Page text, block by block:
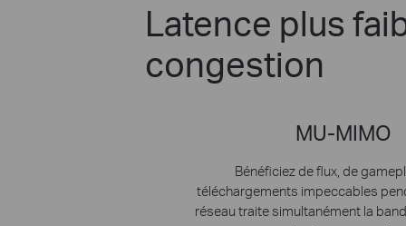
Latence plus
congestion
MU-MIMO
Bénéficiez de flux, de
téléchargements impeccables
réseau traite simultanément la